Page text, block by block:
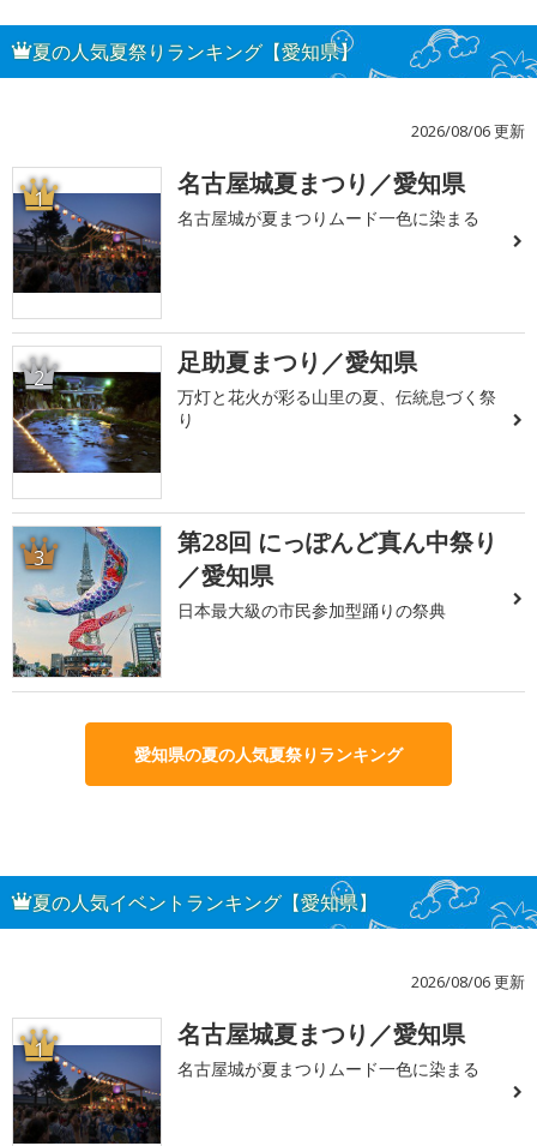
夏の人気夏祭りランキング【愛知県】
2026/08/06 更新
1 名古屋城夏まつり／愛知県
名古屋城が夏まつりムード一色に染まる
2 足助夏まつり／愛知県
万灯と花火が彩る山里の夏、伝統息づく祭
り
3
第28回 にっぽんど真ん中祭り
／愛知県
日本最大級の市民参加型踊りの祭典
愛知県の夏の人気夏祭りランキング
夏の人気イベントランキング【愛知県】
2026/08/06 更新
1 名古屋城夏まつり／愛知県
名古屋城が夏まつりムード一色に染まる